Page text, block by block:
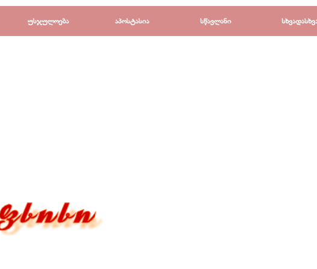
▼
უსჯულოება ▼
აპოსტასია ▼
სწავლანი ▼